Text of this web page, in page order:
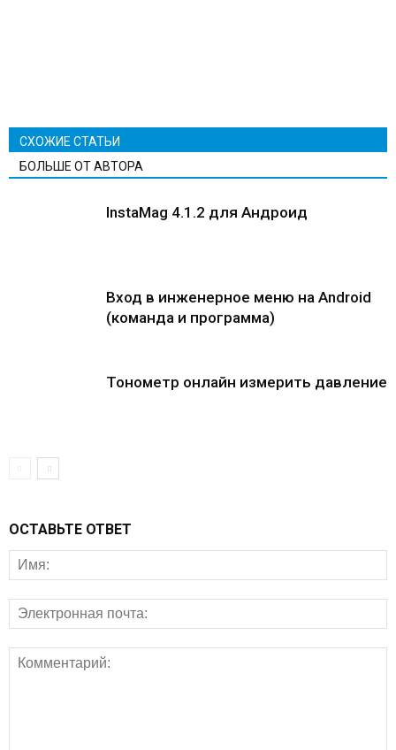
СХОЖИЕ СТАТЬИ
БОЛЬШЕ ОТ АВТОРА
InstaMag 4.1.2 для Андроид
Вход в инженерное меню на Android
(команда и программа)
Тонометр онлайн измерить давление
ОСТАВЬТЕ ОТВЕТ